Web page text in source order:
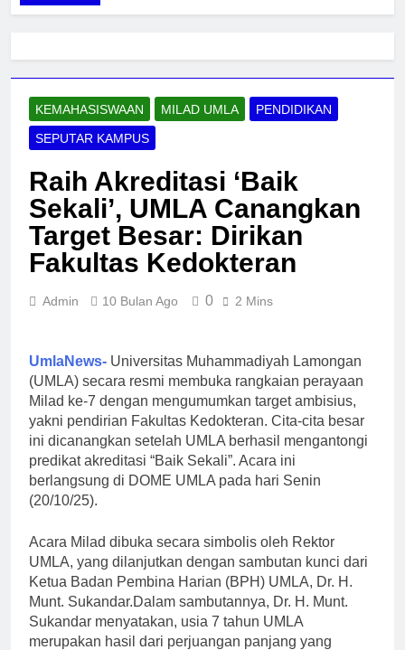
KEMAHASISWAAN MILAD UMLA
PENDIDIKAN
SEPUTAR KAMPUS
Raih Akreditasi ‘Baik
Sekali’, UMLA Canangkan
Target Besar: Dirikan
Fakultas Kedokteran
Admin 10 Bulan Ago 0 2 Mins
UmlaNews- Universitas Muhammadiyah Lamongan
(UMLA) secara resmi membuka rangkaian perayaan
Milad ke-7 dengan mengumumkan target ambisius,
yakni pendirian Fakultas Kedokteran. Cita-cita besar
ini dicanangkan setelah UMLA berhasil mengantongi
predikat akreditasi “Baik Sekali”. Acara ini
berlangsung di DOME UMLA pada hari Senin
(20/10/25).
Acara Milad dibuka secara simbolis oleh Rektor
UMLA, yang dilanjutkan dengan sambutan kunci dari
Ketua Badan Pembina Harian (BPH) UMLA, Dr. H.
Munt. Sukandar.Dalam sambutannya, Dr. H. Munt.
Sukandar menyatakan, usia 7 tahun UMLA
merupakan hasil dari perjuangan panjang yang